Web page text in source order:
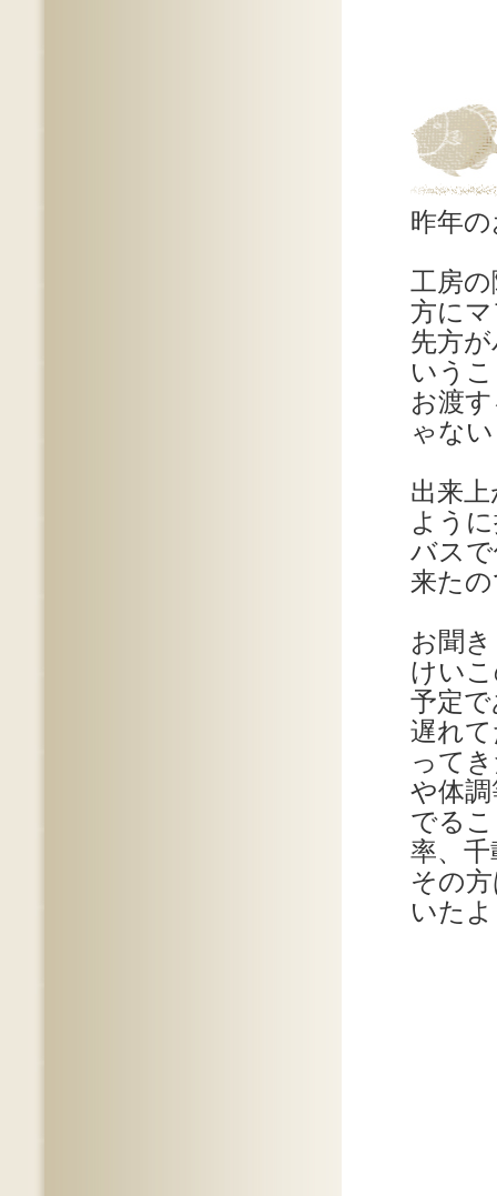
昨年
工房
方に
先方
いう
お渡
ゃな
出来
よう
バス
来た
お聞
けい
予定
遅れ
って
や体
でる
率、
その
いた